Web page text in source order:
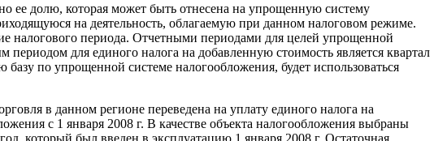
ее долю, которая может быть отнесена на упрощенную систему
на деятельность, облагаемую при данном налоговом режиме.
налогового периода. Отчетными периодами для целей упрощенной
для единого налога на добавленную стоимость является квартал
по упрощенной системе налогообложения, будет использоваться
в данном регионе переведена на уплату единого налога на
с 1 января 2008 г. В качестве объекта налогообложения выбраны
который был введен в эксплуатацию 1 января 2008 г. Остаточная